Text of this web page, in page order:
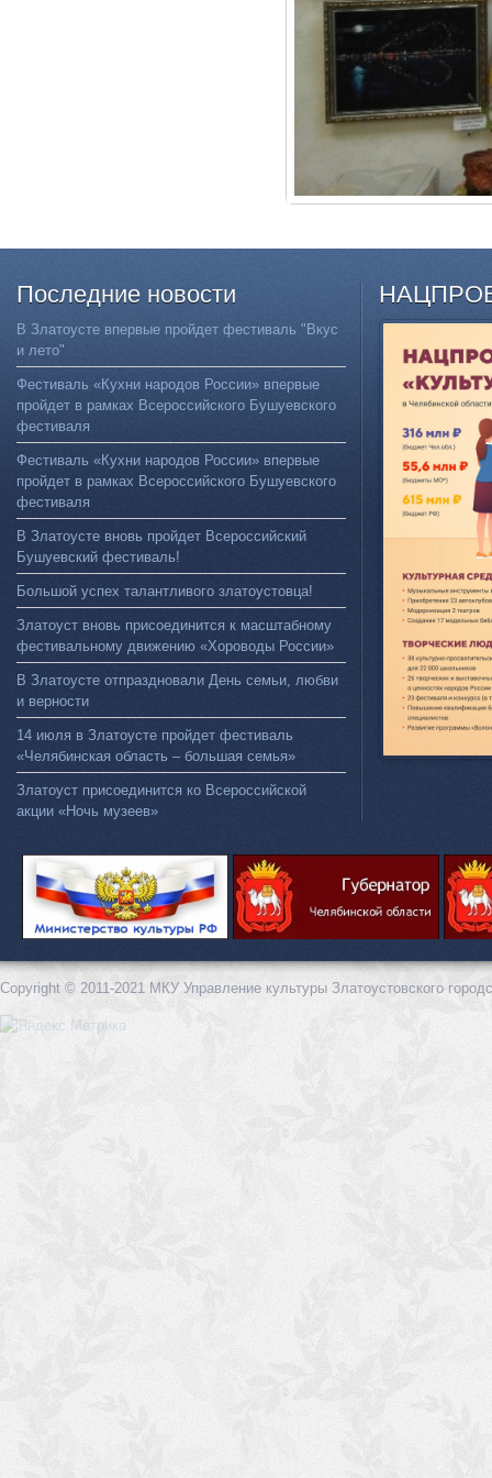
Последние новости
В Златоусте впервые пройдет фестиваль "Вкус
и лето"
Фестиваль «Кухни народов России» впервые
пройдет в рамках Всероссийского Бушуевского
фестиваля
Фестиваль «Кухни народов России» впервые
пройдет в рамках Всероссийского Бушуевского
фестиваля
В Златоусте вновь пройдет Всероссийский
Бушуевский фестиваль!
Большой успех талантливого златоустовца!
Златоуст вновь присоединится к масштабному
фестивальному движению «Хороводы России»
В Златоусте отпраздновали День семьи, любви
и верности
14 июля в Златоусте пройдет фестиваль
«Челябинская область – большая семья»
Златоуст присоединится ко Всероссийской
акции «Ночь музеев»
Copyright © 2011-2021 МКУ Управление культуры Златоустовского